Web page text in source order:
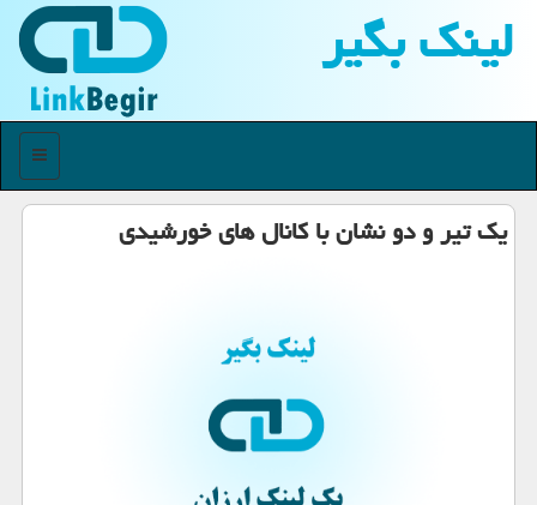
لینك بگیر
منو
یك تیر و دو نشان با كانال های خورشیدی